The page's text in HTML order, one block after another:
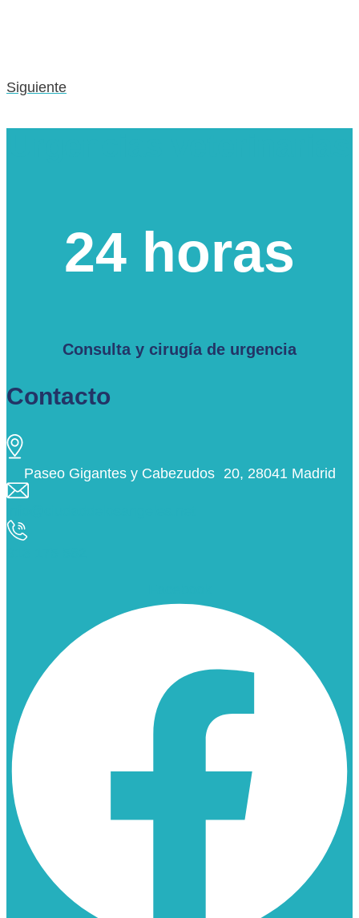
Siguiente
24 horas
Consulta y cirugía de urgencia
Contacto
Paseo Gigantes y Cabezudos 20, 28041 Madrid